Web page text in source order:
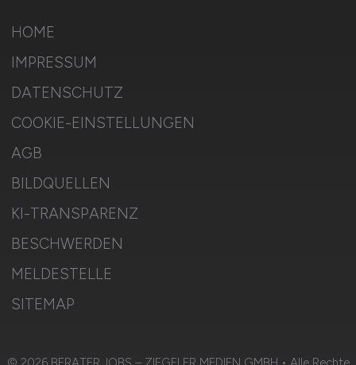
HOME
IMPRESSUM
DATENSCHUTZ
COOKIE-EINSTELLUNGEN
AGB
BILDQUELLEN
KI-TRANSPARENZ
BESCHWERDEN
MELDESTELLE
SITEMAP